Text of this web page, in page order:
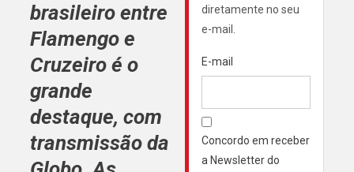
brasileiro entre
Flamengoe
Cruzeiroé o
grande
destaque, com
transmissão da
diretamente no seu
e-mail.
E-mail
Concordo em receber
a Newsletter do